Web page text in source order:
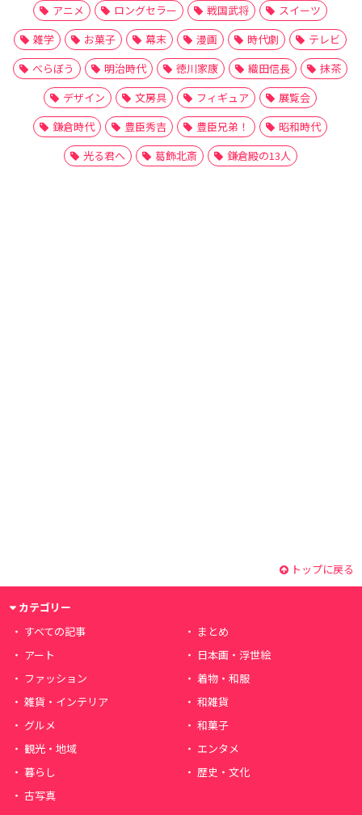
アニメ
ロングセラー 戦国武将
スイーツ
雑学
お菓子 幕末 漫画 時代劇
テレビ
べらぼう
明治時代 徳川家康 織田信長
抹茶
デザイン
文房具 フィギュア
展覧会
鎌倉時代
豊臣秀吉 豊臣兄弟！
昭和時代
光る君へ
葛飾北斎 鎌倉殿の13人
トップに戻る
カテゴリー
すべての記事
まとめ
アート
日本画・浮世絵
ファッション
着物・和服
雑貨・インテリア
和雑貨
グルメ
和菓子
観光・地域
エンタメ
暮らし
歴史・文化
古写真